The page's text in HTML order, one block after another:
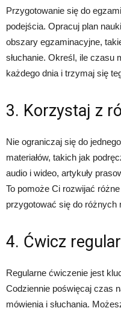
Przygotowanie się do
podejścia. Opracuj plan
obszary egzaminacyjne,
słuchanie. Określ, ile czasu
każdego dnia i trzymaj się
3. Korzystaj z
Nie ograniczaj się do
materiałów, takich jak
audio i wideo, artykuły
To pomoże Ci rozwijać
przygotować się do różnych
4. Ćwicz
Regularne ćwiczenie jest
Codziennie poświęcaj czas
mówienia i słuchania.